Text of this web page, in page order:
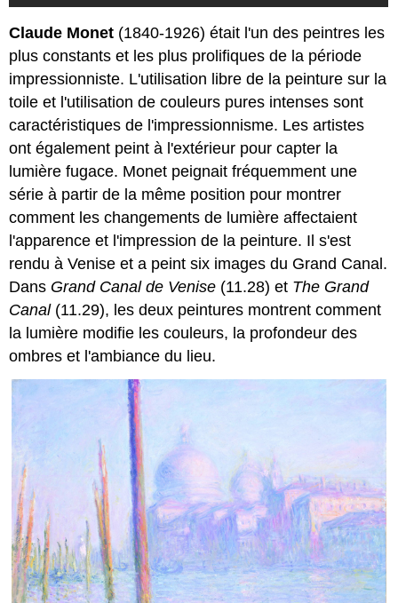
Claude Monet (1840-1926) était l'un des peintres les
plus constants et les plus prolifiques de la période
impressionniste. L'utilisation libre de la peinture sur la
toile et l'utilisation de couleurs pures intenses sont
caractéristiques de l'impressionnisme. Les artistes
ont également peint à l'extérieur pour capter la
lumière fugace. Monet peignait fréquemment une
série à partir de la même position pour montrer
comment les changements de lumière affectaient
l'apparence et l'impression de la peinture. Il s'est
rendu à Venise et a peint six images du Grand Canal.
Dans Grand Canal de Venise (11.28) et The Grand
Canal(11.29), les deux peintures montrent comment
la lumière modifie les couleurs, la profondeur des
ombres et l'ambiance du lieu.